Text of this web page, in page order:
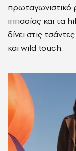
πρωταγωνιστικό
ιππασίας και τα
δίνει στις
και wild touch.